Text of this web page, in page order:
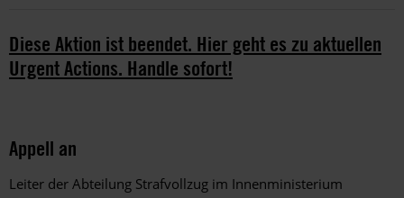
Diese Aktion ist beendet. Hier geht es zu aktuellen
Urgent Actions. Handle sofort!
Appell an
Leiter der Abteilung Strafvollzug im Innenministerium